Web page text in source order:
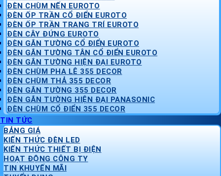
ĐÈN CHÙM NẾN EUROTO
ĐÈN ỐP TRẦN CỔ ĐIỂN EUROTO
ĐÈN ỐP TRẦN TRANG TRÍ EUROTO
ĐÈN CÂY ĐỨNG EUROTO
ĐÈN GẮN TƯỜNG CỔ ĐIỂN EUROTO
ĐÈN GẮN TƯỜNG TÂN CỔ ĐIỂN EUROTO
ĐÈN GẮN TƯỜNG HIỆN ĐẠI EUROTO
ĐÈN CHÙM PHA LÊ 355 DECOR
ĐÈN CHÙM THẢ 355 DECOR
ĐÈN GẮN TƯỜNG 355 DECOR
ĐÈN GẮN TƯỜNG HIỆN ĐẠI PANASONIC
ĐÈN CHÙM CỔ ĐIỂN 355 DECOR
TIN TỨC
BẢNG GIÁ
KIẾN THỨC ĐÈN LED
KIẾN THỨC THIẾT BỊ ĐIỆN
HOẠT ĐỘNG CÔNG TY
TIN KHUYẾN MÃI